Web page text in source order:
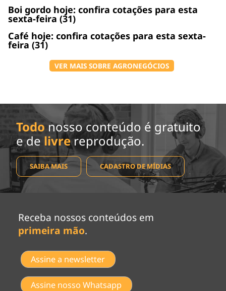
Boi gordo hoje: confira cotações para esta
sexta-feira (31)
Café hoje: confira cotações para esta sexta-
feira (31)
VER MAIS SOBRE AGRONEGÓCIOS
Todo nosso conteúdo é gratuito
e de livrereprodução.
SAIBA MAIS CADASTRO DE MÍDIAS
Receba nossos conteúdos em
primeira mão.
Assine a newsletter
Assine nosso Whatsapp